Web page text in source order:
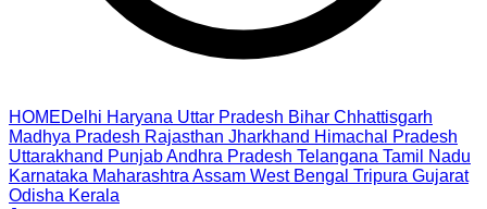
HOMEDelhi Haryana Uttar Pradesh Bihar Chhattisgarh
Madhya Pradesh Rajasthan Jharkhand Himachal Pradesh
Uttarakhand PunjabAndhra Pradesh Telangana Tamil Nadu
Karnataka Maharashtra Assam West Bengal Tripura Gujarat
Odisha Kerala